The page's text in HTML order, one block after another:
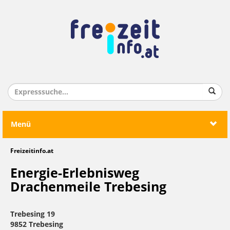
Menü
Freizeitinfo.at
Energie-Erlebnisweg
Drachenmeile Trebesing
Trebesing 19
9852 Trebesing